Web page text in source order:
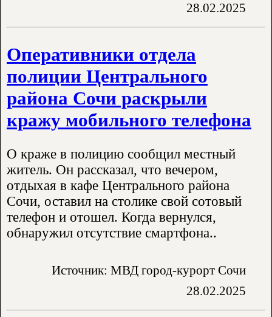
28.02.2025
Оперативники отдела
полиции Центрального
района Сочи раскрыли
кражу мобильного телефона
О краже в полицию сообщил местный
житель. Он рассказал, что вечером,
отдыхая в кафе Центрального района
Сочи, оставил на столике свой сотовый
телефон и отошел. Когда вернулся,
обнаружил отсутствие смартфона..
Источник: МВД город-курорт Сочи
28.02.2025